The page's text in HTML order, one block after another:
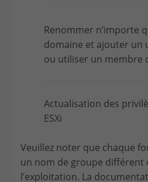
Renommer n’importe
domaine et ajouter un
ou utiliser un membre
Actualisation des
ESXi
Veuillez noter que chaque
un nom de groupe différent
l’exploitation. La